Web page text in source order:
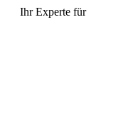
Ihr Experte für